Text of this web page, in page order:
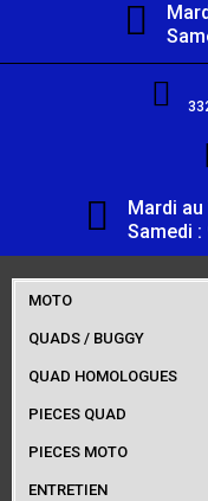
Mardi
Samedi :
MOTO
QUADS / BUGGY
QUAD HOMOLOGUES
PIECES QUAD
PIECES MOTO
ENTRETIEN